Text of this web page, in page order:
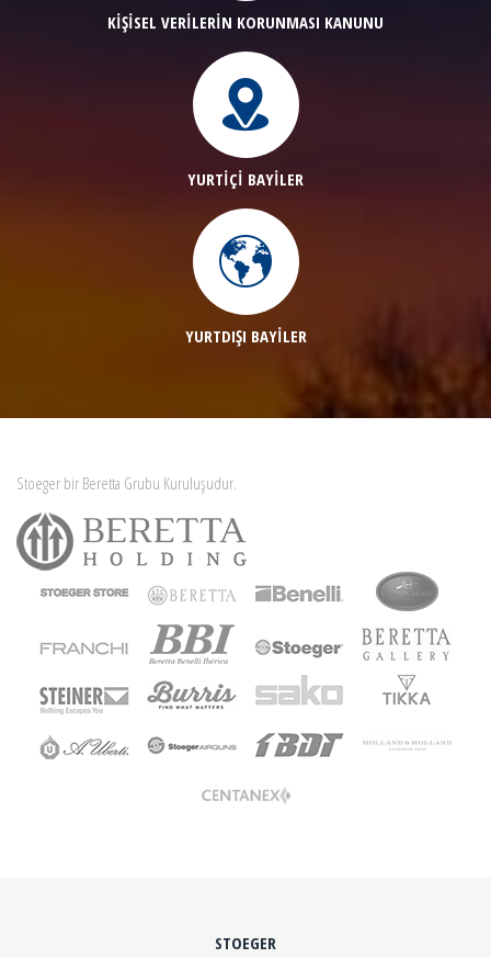
KİŞİSEL VERİLERİN KORUNMASI KANUNU
YURTİÇİ BAYİLER
YURTDIŞI BAYİLER
Stoeger bir Beretta Grubu Kuruluşudur.
STOEGER